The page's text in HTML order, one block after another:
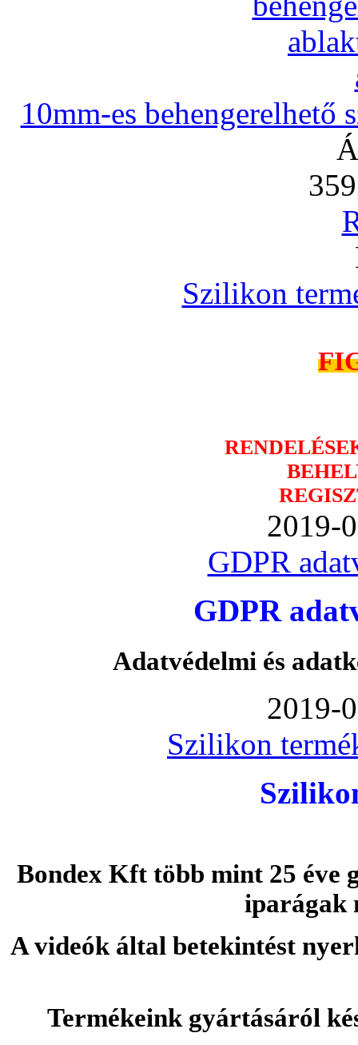
10mm-es
Szilikon
2019-
GDPR
GDPR
Adatvédelmi és
2019-
Szilikon
Bondex Kft több mint 25 éve
iparágak
A videók által betekintést
Termékeink gyártásáról